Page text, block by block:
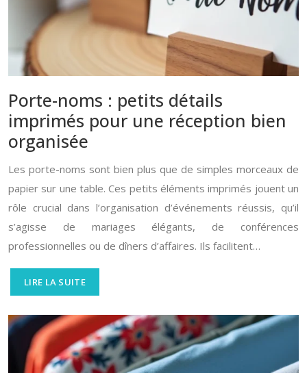
Porte-noms : petits détails
imprimés pour une réception bien
organisée
Les porte-noms sont bien plus que de simples morceaux de
papier sur une table. Ces petits éléments imprimés jouent un
rôle crucial dans l’organisation d’événements réussis, qu’il
s’agisse de mariages élégants, de conférences
professionnelles ou de dîners d’affaires. Ils facilitent…
LIRE LA SUITE